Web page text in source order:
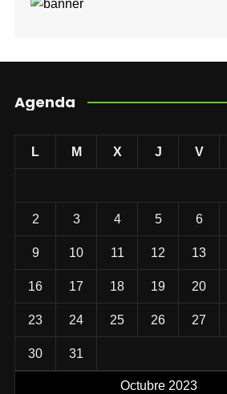
Agenda
Octubre 2023
L M X J V
2 3 4 5 6
9 10 11 12 13
16 17 18 19 20
23 24 25 26 27
30 31